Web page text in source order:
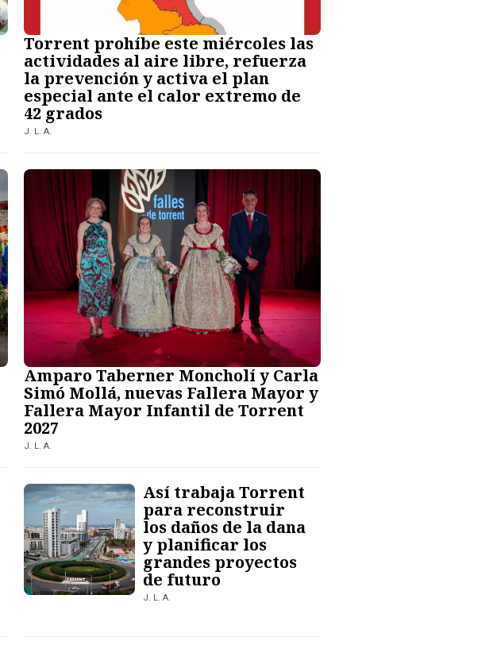
Torrent prohíbe este miércoles las
actividades al aire libre, refuerza
la prevención y activa el plan
especial ante el calor extremo de
42 grados
J. L. A.
Amparo Taberner Moncholí y Carla
Simó Mollá, nuevas Fallera Mayor y
Fallera Mayor Infantil de Torrent
2027
J. L. A.
Así trabaja Torrent
para reconstruir
los daños de la dana
y planificar los
grandes proyectos
de futuro
J. L. A.